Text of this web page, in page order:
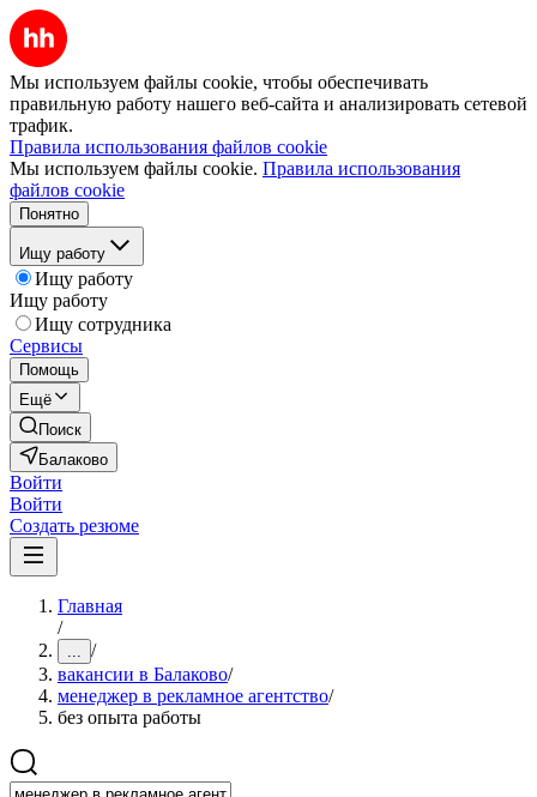
Мы используем файлы cookie, чтобы обеспечивать
правильную работу нашего веб-сайта и анализировать сетевой
трафик.
Правила использования файлов cookie
Мы используем файлы cookie. Правила использования
файлов cookie
Понятно
Ищу работу
Ищу работу
Ищу работу
Ищу сотрудника
Сервисы
Помощь
Ещё
Поиск
Балаково
Войти
Войти
Создать резюме
Главная
/
... /
вакансии в Балаково/
менеджер в рекламное агентство/
без опыта работы